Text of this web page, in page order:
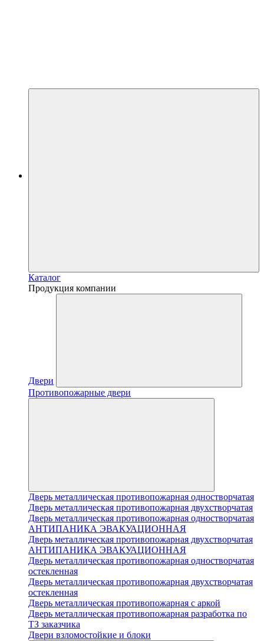
Каталог
Продукция компании
Двери
Противопожарные двери
Дверь металлическая противопожарная одностворчатая
Дверь металлическая противопожарная двухстворчатая
Дверь металлическая противопожарная одностворчатая
АНТИПАНИКА ЭВАКУАЦИОННАЯ
Дверь металлическая противопожарная двухстворчатая
АНТИПАНИКА ЭВАКУАЦИОННАЯ
Дверь металлическая противопожарная одностворчатая
остекленная
Дверь металлическая противопожарная двухстворчатая
остекленная
Дверь металлическая противопожарная с аркой
Дверь металлическая противопожарная разработка по
ТЗ заказчика
Двери взломостойкие и блоки